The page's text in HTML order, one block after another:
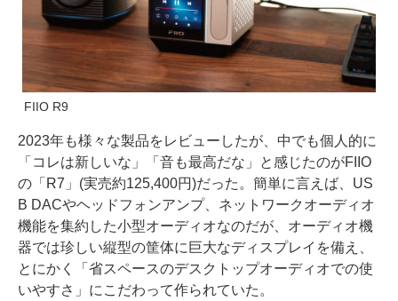
FIIO R9
2023年も様々な製品をレビューしたが、中でも個人的に
「コレは新しいな」「音も最高だな」と感じたのがFIIO
の「R7」(実売約125,400円)だった。簡単に言えば、US
B DACやヘッドフォンアンプ、ネットワークオーディオ
機能を集約した小型オーディオなのだが、オーディオ機
器では珍しい縦型の筐体に巨大なディスプレイを備え、
とにかく「省スペースのデスクトップオーディオでの使
いやすさ」にこだわって作られていた。